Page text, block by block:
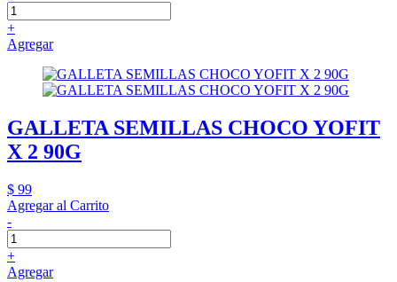
+
Agregar
GALLETA SEMILLAS CHOCO YOFIT
X 2 90G
$ 99
Agregar al Carrito
-
+
Agregar